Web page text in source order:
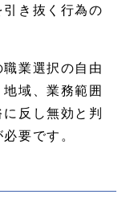
き抜く行為の
業選択の自由
域、業務範囲
反し無効と判
要です。